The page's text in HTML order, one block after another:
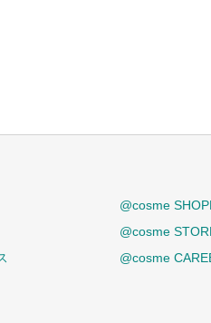
@cosme
@cosme
@cosme